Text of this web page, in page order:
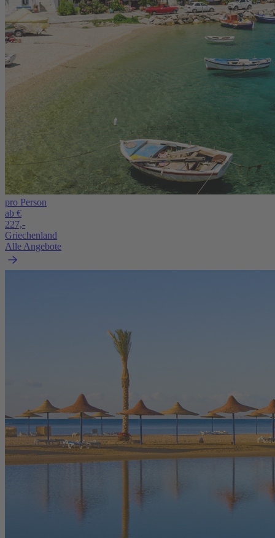
pro Person
ab €
227,-
Griechenland
Alle Angebote